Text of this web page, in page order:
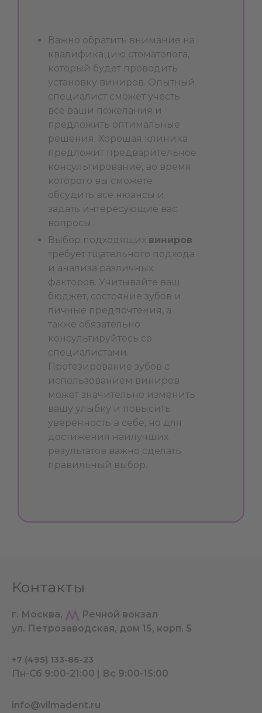
Важно обратить внимание на
квалификацию стоматолога,
который будет проводить
установку виниров. Опытный
специалист сможет учесть
все ваши пожелания и
предложить оптимальные
решения. Хорошая клиника
предложит предварительное
консультирование, во время
которого вы сможете
обсудить все нюансы и
задать интересующие вас
вопросы.
Выбор подходящих виниров
требует тщательного подхода
и анализа различных
факторов. Учитывайте ваш
бюджет, состояние зубов и
личные предпочтения, а
также обязательно
консультируйтесь со
специалистами.
Протезирование зубов с
использованием виниров
может значительно изменить
вашу улыбку и повысить
уверенность в себе, но для
достижения наилучших
результатов важно сделать
правильный выбор.
Контакты
г. Москва,
Речной вокзал
ул. Петрозаводская, дом 15, корп. 5
+7 (495) 133-86-23
Пн-Сб 9:00-21:00 | Вс 9:00-15:00
info@vilmadent.ru